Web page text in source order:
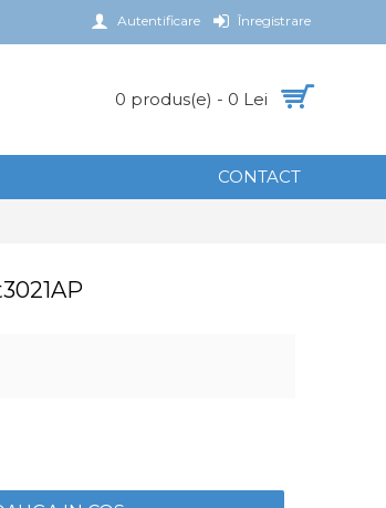
Autentificare Înregistrare
0 produs(e) - 0 Lei
CONTACT